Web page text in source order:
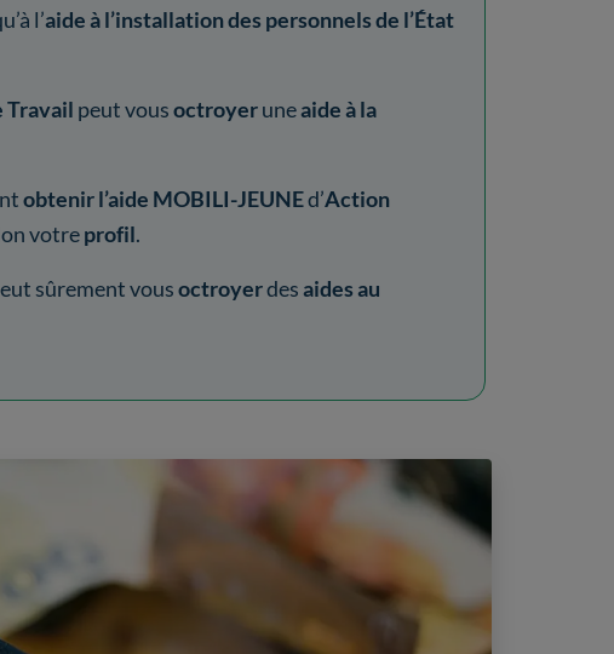
l’aide à l’installation des personnels de l’État
Travail peut vousoctroyeruneaide à la
obtenir l’aide MOBILI-JEUNEd’Action
votreprofil.
sûrement vousoctroyerdesaides au